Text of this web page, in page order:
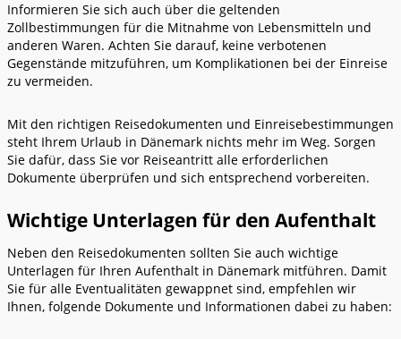
Informieren Sie sich auch über die geltenden
Zollbestimmungen für die Mitnahme von Lebensmitteln und
anderen Waren. Achten Sie darauf, keine verbotenen
Gegenstände mitzuführen, um Komplikationen bei der Einreise
zu vermeiden.
Mit den richtigen Reisedokumenten und Einreisebestimmungen
steht Ihrem Urlaub in Dänemark nichts mehr im Weg. Sorgen
Sie dafür, dass Sie vor Reiseantritt alle erforderlichen
Dokumente überprüfen und sich entsprechend vorbereiten.
Wichtige Unterlagen für den Aufenthalt
Neben den Reisedokumenten sollten Sie auch wichtige
Unterlagen für Ihren Aufenthalt in Dänemark mitführen. Damit
Sie für alle Eventualitäten gewappnet sind, empfehlen wir
Ihnen, folgende Dokumente und Informationen dabei zu haben: